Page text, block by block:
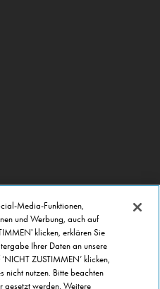
Media-Funktionen,
und Werbung, auch auf
klicken, erklären Sie
Ihrer Daten an unsere
ZUSTIMMEN’ klicken,
nicht nutzen. Bitte beachten
gesetzt werden. Weitere